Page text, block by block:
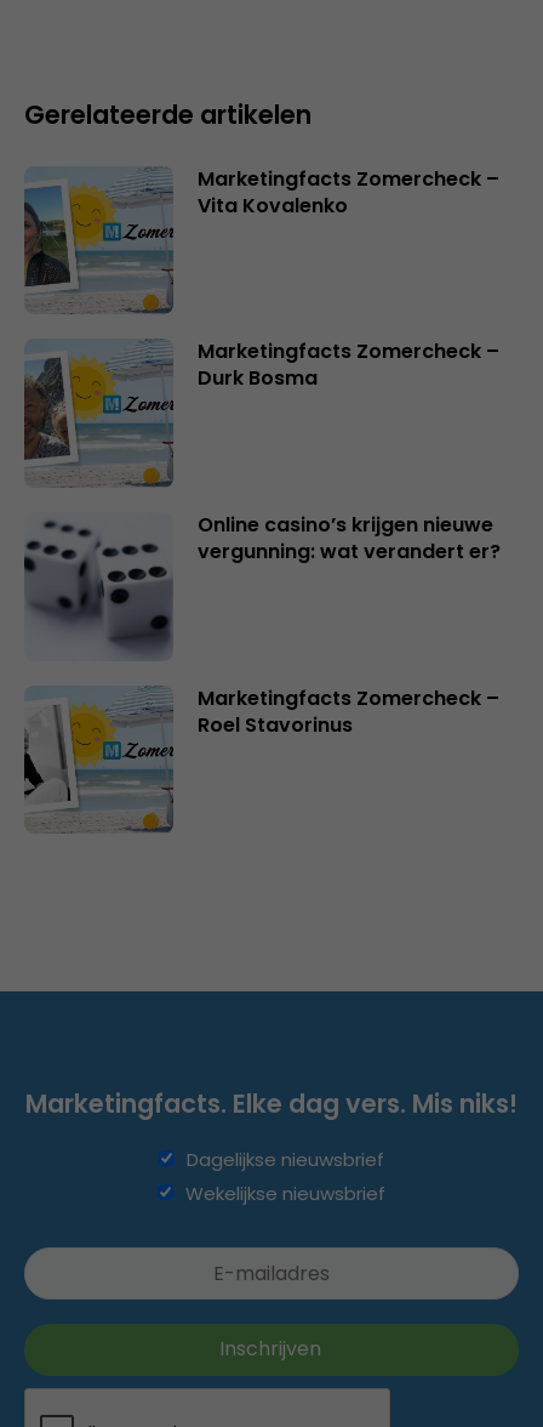
Gerelateerde artikelen
Marketingfacts Zomercheck –
Vita Kovalenko
Marketingfacts Zomercheck –
Durk Bosma
Online casino’s krijgen nieuwe
vergunning: wat verandert er?
Marketingfacts Zomercheck –
Roel Stavorinus
Marketingfacts. Elke dag vers. Mis niks!
Dagelijkse nieuwsbrief
Wekelijkse nieuwsbrief